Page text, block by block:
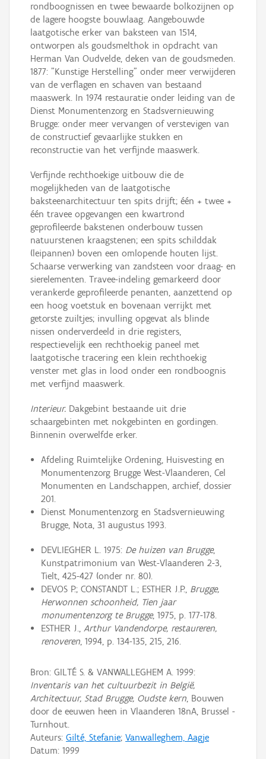
rondboognissen en twee bewaarde bolkozijnen op
de lagere hoogste bouwlaag. Aangebouwde
laatgotische erker van baksteen van 1514,
ontworpen als goudsmelthok in opdracht van
Herman Van Oudvelde, deken van de goudsmeden.
1877: "Kunstige Herstelling" onder meer verwijderen
van de verflagen en schaven van bestaand
maaswerk. In 1974 restauratie onder leiding van de
Dienst Monumentenzorg en Stadsvernieuwing
Brugge: onder meer vervangen of verstevigen van
de constructief gevaarlijke stukken en
reconstructie van het verfijnde maaswerk.
Verfijnde rechthoekige uitbouw die de
mogelijkheden van de laatgotische
baksteenarchitectuur ten spits drijft; één + twee +
één travee opgevangen een kwartrond
geprofileerde bakstenen onderbouw tussen
natuurstenen kraagstenen; een spits schilddak
(leipannen) boven een omlopende houten lijst.
Schaarse verwerking van zandsteen voor draag- en
sierelementen. Travee-indeling gemarkeerd door
verankerde geprofileerde penanten, aanzettend op
een hoog voetstuk en bovenaan verrijkt met
getorste zuiltjes; invulling opgevat als blinde
nissen onderverdeeld in drie registers,
respectievelijk een rechthoekig paneel met
laatgotische tracering een klein rechthoekig
venster met glas in lood onder een rondboognis
met verfijnd maaswerk.
Interieur. Dakgebint bestaande uit drie
schaargebinten met nokgebinten en gordingen.
Binnenin overwelfde erker.
Afdeling Ruimtelijke Ordening, Huisvesting en
Monumentenzorg Brugge West-Vlaanderen, Cel
Monumenten en Landschappen, archief, dossier
201.
Dienst Monumentenzorg en Stadsvernieuwing
Brugge, Nota, 31 augustus 1993.
DEVLIEGHER L. 1975: De huizen van Brugge,
Kunstpatrimonium van West-Vlaanderen 2-3,
Tielt, 425-427 (onder nr. 80).
DEVOS P.; CONSTANDT L.; ESTHER J.P., Brugge,
Herwonnen schoonheid, Tien jaar
monumentenzorg te Brugge, 1975, p. 177-178.
ESTHER J., Arthur Vandendorpe, restaureren,
renoveren, 1994, p. 134-135, 215, 216.
Bron: GILTÉ S. & VANWALLEGHEM A. 1999:
Inventaris van het cultuurbezit in België,
Architectuur, Stad Brugge, Oudste kern, Bouwen
door de eeuwen heen in Vlaanderen 18nA, Brussel -
Turnhout.
Auteurs: Gilté, Stefanie; Vanwalleghem, Aagje
Datum: 1999